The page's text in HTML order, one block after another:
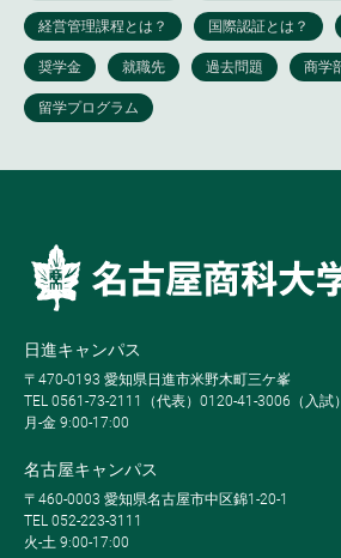
日進キャンパス
〒470-0193 愛知県日進市米野木町三ケ峯
TEL 0561-73-2111（代表）0120-41-3006（入試）
月-金 9:00-17:00
名古屋キャンパス
〒460-0003 愛知県名古屋市中区錦1-20-1
TEL 052-223-3111
火-土 9:00-17:00